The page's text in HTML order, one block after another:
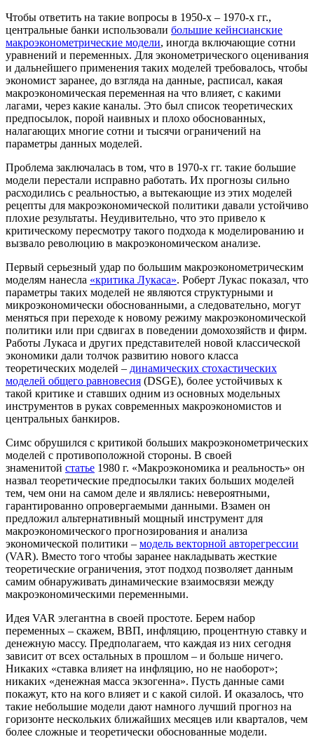
Чтобы ответить на такие вопросы в 1950-х – 1970-х гг.,
центральные банки использовали большие кейнсианские
макроэконометрические модели, иногда включающие сотни
уравнений и переменных. Для эконометрического оценивания
и дальнейшего применения таких моделей требовалось, чтобы
экономист заранее, до взгляда на данные, расписал, какая
макроэкономическая переменная на что влияет, с какими
лагами, через какие каналы. Это был список теоретических
предпосылок, порой наивных и плохо обоснованных,
налагающих многие сотни и тысячи ограничений на
параметры данных моделей.
Проблема заключалась в том, что в 1970-х гг. такие большие
модели перестали исправно работать. Их прогнозы сильно
расходились с реальностью, а вытекающие из этих моделей
рецепты для макроэкономической политики давали устойчиво
плохие результаты. Неудивительно, что это привело к
критическому пересмотру такого подхода к моделированию и
вызвало революцию в макроэкономическом анализе.
Первый серьезный удар по большим макроэконометрическим
моделям нанесла «критика Лукаса». Роберт Лукас показал, что
параметры таких моделей не являются структурными и
микроэкономически обоснованными, а следовательно, могут
меняться при переходе к новому режиму макроэкономической
политики или при сдвигах в поведении домохозяйств и фирм.
Работы Лукаса и других представителей новой классической
экономики дали толчок развитию нового класса
теоретических моделей – динамических стохастических
моделей общего равновесия (DSGE), более устойчивых к
такой критике и ставших одним из основных модельных
инструментов в руках современных макроэкономистов и
центральных банкиров.
Симс обрушился с критикой больших макроэконометрических
моделей с противоположной стороны. В своей
знаменитой статье 1980 г. «Макроэкономика и реальность» он
назвал теоретические предпосылки таких больших моделей
тем, чем они на самом деле и являлись: невероятными,
гарантированно опровергаемыми данными. Взамен он
предложил альтернативный мощный инструмент для
макроэкономического прогнозирования и анализа
экономической политики – модель векторной авторегрессии
(VAR). Вместо того чтобы заранее накладывать жесткие
теоретические ограничения, этот подход позволяет данным
самим обнаруживать динамические взаимосвязи между
макроэкономическими переменными.
Идея VAR элегантна в своей простоте. Берем набор
переменных – скажем, ВВП, инфляцию, процентную ставку и
денежную массу. Предполагаем, что каждая из них сегодня
зависит от всех остальных в прошлом – и больше ничего.
Никаких «ставка влияет на инфляцию, но не наоборот»;
никаких «денежная масса экзогенна». Пусть данные сами
покажут, кто на кого влияет и с какой силой. И оказалось, что
такие небольшие модели дают намного лучший прогноз на
горизонте нескольких ближайших месяцев или кварталов, чем
более сложные и теоретически обоснованные модели.